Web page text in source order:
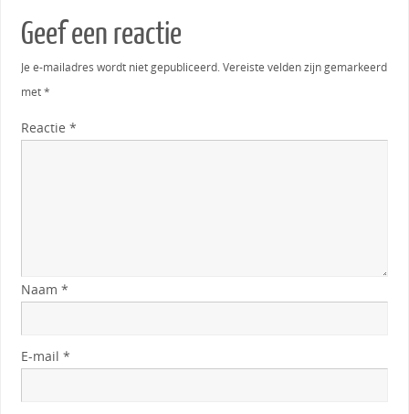
Geef een reactie
Je e-mailadres wordt niet gepubliceerd. Vereiste velden zijn gemarkeerd
met*
Reactie *
Naam *
E-mail *